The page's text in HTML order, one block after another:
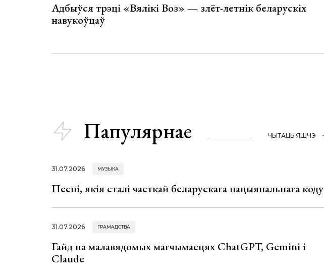
Адбыўся трэці «Вялікі Воз» — злёт-летнік беларускіх
навукоўцаў
Папулярнае ЧЫТАЦЬ ЯШЧЭ
31.07.2026 МУЗЫКА
Песні, якія сталі часткай беларускага нацыянальнага коду
31.07.2026 ГРАМАДСТВА
Гайд па малавядомых магчымасцях ChatGPT, Gemini і
Claude